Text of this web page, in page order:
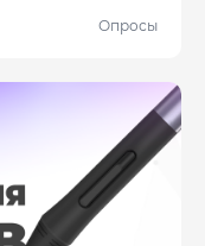
1. Заниженная
свой труд. 2.
Нет фокуса –
Опросы